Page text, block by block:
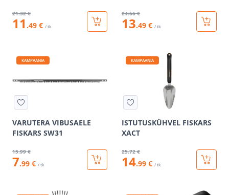
21.32 €
11 .49 € / tk
24.66 €
13.49 € / tk
KAMPAANIA
VARUTERA VIBUSAELE
FISKARS SW31
15.99 €
7.99 € / tk
KAMPAANIA
ISTUTUSKÜHVEL FISKARS
XACT
25.72 €
14.99 € / tk